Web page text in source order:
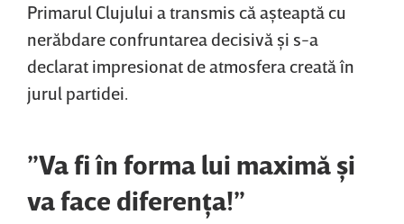
Primarul Clujului a transmis că aşteaptă cu
nerăbdare confruntarea decisivă şi s-a
declarat impresionat de atmosfera creată în
jurul partidei.
”Va fi în forma lui maximă şi
va face diferenţa!”